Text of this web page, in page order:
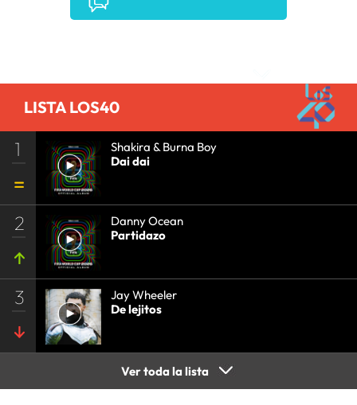
LISTA LOS40
1
Shakira & Burna Boy
Dai dai
2
Danny Ocean
Partidazo
3
Jay Wheeler
De lejitos
Ver toda la lista